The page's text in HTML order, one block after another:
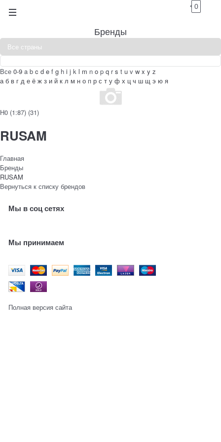
0
Бренды
Все 0-9 a b c d e f g h i j k l m n o p q rs t u v w x y z
а б в г д е ё ж з и й к л м н о п р с т у ф х ц ч ш щ э ю я
H0 (1:87) (31)
RUSAM
Главная
Бренды
RUSAM
Вернуться к списку брендов
Мы в соц сетях
Мы принимаем
Полная версия сайта